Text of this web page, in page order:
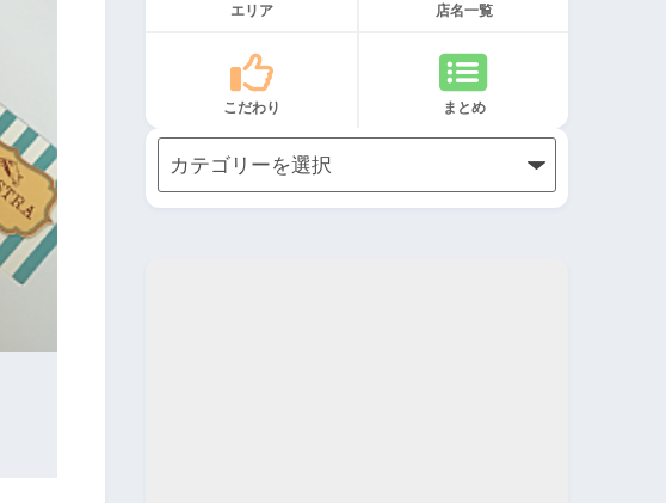
エリア 店名一覧
こだわり まとめ